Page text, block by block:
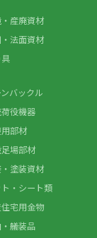
産廃資材
法面資材
バックル
役機器
部材
場部材
塗装資材
・シート類
宅用金物
艤装品